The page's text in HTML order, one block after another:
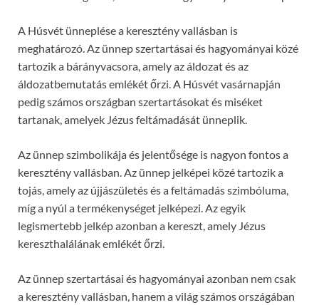
A Húsvét ünneplése a keresztény vallásban is
meghatározó. Az ünnep szertartásai és hagyományai közé
tartozik a bárányvacsora, amely az áldozat és az
áldozatbemutatás emlékét őrzi. A Húsvét vasárnapján
pedig számos országban szertartásokat és miséket
tartanak, amelyek Jézus feltámadását ünneplik.
Az ünnep szimbolikája és jelentősége is nagyon fontos a
keresztény vallásban. Az ünnep jelképei közé tartozik a
tojás, amely az újjászületés és a feltámadás szimbóluma,
míg a nyúl a termékenységet jelképezi. Az egyik
legismertebb jelkép azonban a kereszt, amely Jézus
kereszthalálának emlékét őrzi.
Az ünnep szertartásai és hagyományai azonban nem csak
a keresztény vallásban, hanem a világ számos országában